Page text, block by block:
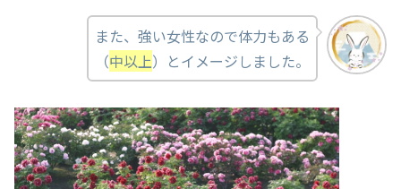
また、強い女性なので体力もある
（中以上）とイメージしました。